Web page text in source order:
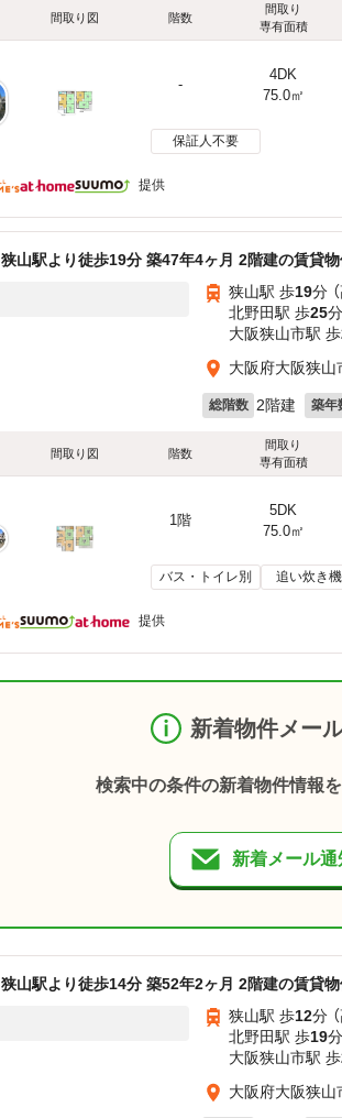
間取り図 階数
間取り
専有面積
-
4DK
75.0㎡
保証人不要
提供
狭山駅より徒歩19分 築47年4ヶ月 2階建の賃貸
狭山駅 歩19分
北野田駅 歩25
大阪狭山市駅 歩
大阪府大阪狭山
総階数 2階建 築年
間取り図 階数
間取り
専有面積
1階
5DK
75.0㎡
バス・トイレ別 追い炊き
提供
新着物件メー
検索中の条件の新着物件情報
新着メール
狭山駅より徒歩14分 築52年2ヶ月 2階建の賃貸
狭山駅 歩12分
北野田駅 歩19
大阪狭山市駅 歩
大阪府大阪狭山